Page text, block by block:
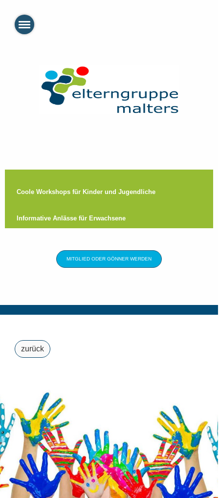
Coole Workshops für Kinder und Jugendliche
Informative Anlässe für Erwachsene
MITGLIED ODER GÖNNER WERDEN
zurück